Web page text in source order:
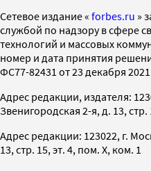
Cетевое издание « forbes.ru »
службой по надзору в сфере
технологий и массовых
номер и дата принятия
ФС77-82431 от 23 декабря 2021
Адрес редакции, издателя:
Звенигородская 2-я, д. 13, стр.
Адрес редакции: 123022, г.
13, стр. 15, эт. 4, пом. X, ком. 1